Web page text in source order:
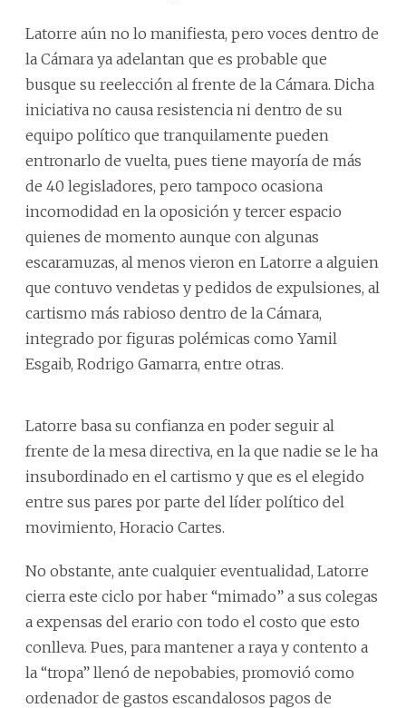
Latorre aún no lo manifiesta, pero voces dentro de
la Cámara ya adelantan que es probable que
busque su reelección al frente de la Cámara. Dicha
iniciativa no causa resistencia ni dentro de su
equipo político que tranquilamente pueden
entronarlo de vuelta, pues tiene mayoría de más
de 40 legisladores, pero tampoco ocasiona
incomodidad en la oposición y tercer espacio
quienes de momento aunque con algunas
escaramuzas, al menos vieron en Latorre a alguien
que contuvo vendetas y pedidos de expulsiones, al
cartismo más rabioso dentro de la Cámara,
integrado por figuras polémicas como Yamil
Esgaib, Rodrigo Gamarra, entre otras.
Latorre basa su confianza en poder seguir al
frente de la mesa directiva, en la que nadie se le ha
insubordinado en el cartismo y que es el elegido
entre sus pares por parte del líder político del
movimiento, Horacio Cartes.
No obstante, ante cualquier eventualidad, Latorre
cierra este ciclo por haber “mimado” a sus colegas
a expensas del erario con todo el costo que esto
conlleva. Pues, para mantener a raya y contento a
la “tropa” llenó de nepobabies, promovió como
ordenador de gastos escandalosos pagos de